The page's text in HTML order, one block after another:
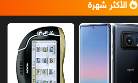
الأكثر شهرة